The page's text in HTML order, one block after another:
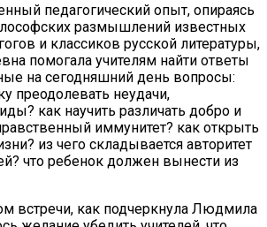
педагогический опыт, опираясь
размышлений известных
и классиков русской литературы,
помогала учителям найти ответы
на сегодняшний день вопросы:
преодолевать неудачи,
как научить различать добро и
иммунитет? как открыть
из чего складывается авторитет
что ребенок должен вынести из
встречи, как подчеркнула Людмила